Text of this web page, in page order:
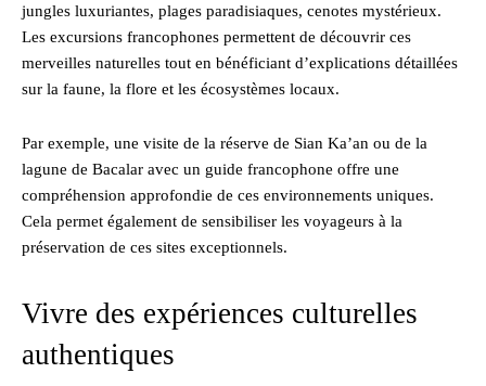
jungles luxuriantes, plages paradisiaques, cenotes mystérieux.
Les excursions francophones permettent de découvrir ces
merveilles naturelles tout en bénéficiant d’explications détaillées
sur la faune, la flore et les écosystèmes locaux.
Par exemple, une visite de la réserve de Sian Ka’an ou de la
lagune de Bacalar avec un guide francophone offre une
compréhension approfondie de ces environnements uniques.
Cela permet également de sensibiliser les voyageurs à la
préservation de ces sites exceptionnels.
Vivre des expériences culturelles
authentiques